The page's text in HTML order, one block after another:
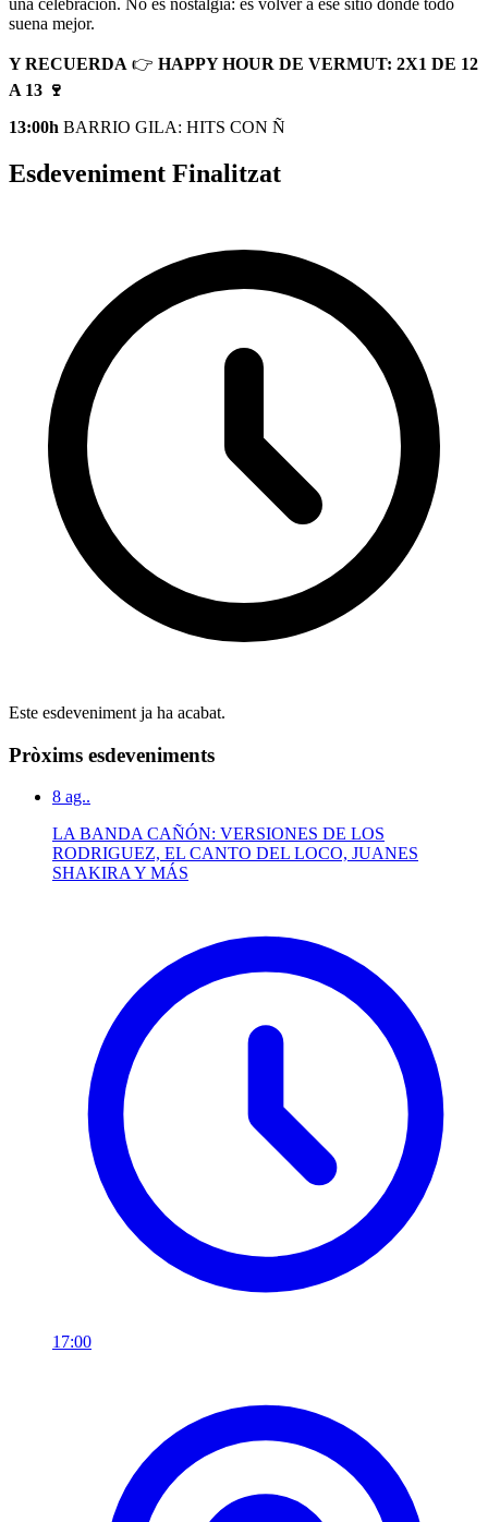
una celebración. No es nostalgia: es volver a ese sitio donde todo
suena mejor.
Y RECUERDA 👉 HAPPY HOUR DE VERMUT: 2X1 DE 12
A 13 🍷
13:00h BARRIO GILA: HITS CON Ñ
Esdeveniment Finalitzat
Este esdeveniment ja ha acabat.
Pròxims esdeveniments
8 ag..
LA BANDA CAÑÓN: VERSIONES DE LOS
RODRIGUEZ, EL CANTO DEL LOCO, JUANES
SHAKIRA Y MÁS
17:00